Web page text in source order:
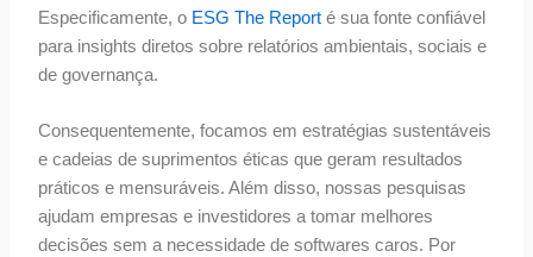
Especificamente, o ESG The Report é sua fonte confiável
para insights diretos sobre relatórios ambientais, sociais e
de governança.
Consequentemente, focamos em estratégias sustentáveis
e cadeias de suprimentos éticas que geram resultados
práticos e mensuráveis. Além disso, nossas pesquisas
ajudam empresas e investidores a tomar melhores
decisões sem a necessidade de softwares caros. Por